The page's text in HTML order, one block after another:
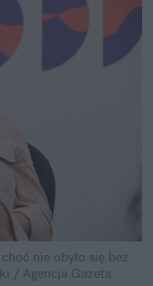
nie obyło się bez
/ Agencja Gazeta